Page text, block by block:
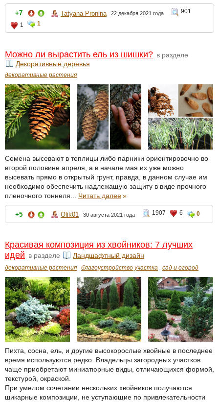
+7 Tatyana Pronina 22 декабря 2021 года
901
1
1
Можно ли вырастить ель из шишки? в разделе
Декоративные деревья
декоративные растения
Семена высевают в теплицы либо парники ориентировочно во
второй половине апреля, а в начале мая их уже можно
высевать прямо в открытый грунт, правда, в данном случае им
необходимо обеспечить надлежащую защиту в виде прочного
пленочного тоннеля... Читать далее»
+5 Olik01 30 августа 2021 года 1907 6 0
Красивая композиция из хвойников: 7 лучших
идей в разделе Ландшафтный дизайн
декоративные растения благоустройство участка сад и огород
Пихта, сосна, ель, и другие высокорослые хвойные в последнее
время используются редко. Владельцы загородных участков
чаще приобретают миниатюрные виды, отличающихся формой,
текстурой, окраской.
При умелом сочетании нескольких хвойников получаются
шикарные композиции, не уступающие по привлекательности